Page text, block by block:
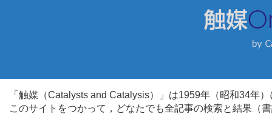
「触媒（Catalysts and Catalysis）」は1959年（昭和34年
このサイトをつかって，どなたでも全記事の検索と結果（